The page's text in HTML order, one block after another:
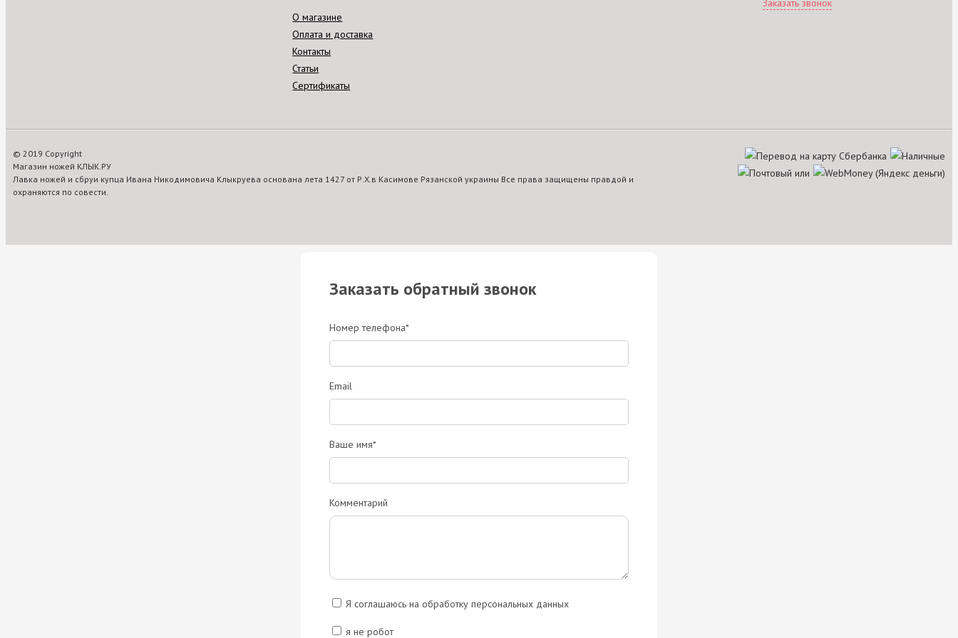
О магазине
Оплата и доставка
Контакты
Статьи
Сертификаты
© 2019 Copyright
Магазин ножей КЛЫК.РУ
Лавка ножей и сбруи купца Ивана Никодимовича Клыкруева основана лета 1427 от Р.Х.в Касимове Рязанской украины Все права защищены правдой и
охраняются по совести.
Заказать обратный звонок
Номер телефона*
Email
Ваше имя*
Комментарий
Я соглашаюсь на обработку персональных данных
я не робот